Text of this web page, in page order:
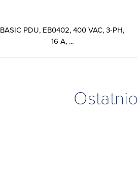
BASIC PDU, EB0402, 400 VAC, 3-PH,
16 A, ...
Ostatnio